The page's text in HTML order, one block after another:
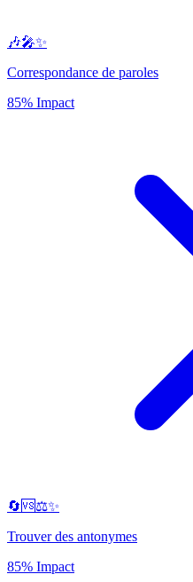
🎶🎤✨
Correspondance de paroles
85% Impact
🔄🆚⚖️✨
Trouver des antonymes
85% Impact